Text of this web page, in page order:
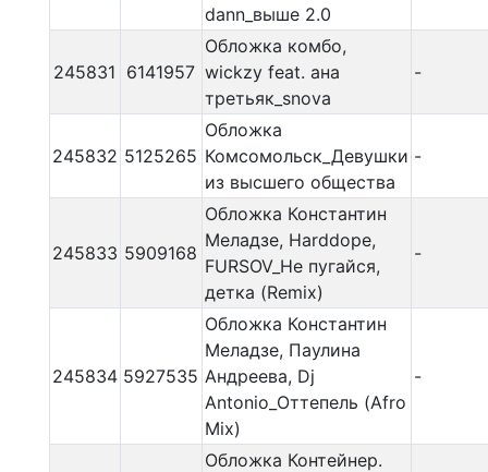
dann_выше 2.0
245831 6141957
Обложка комбо,
wickzy feat. ана
третьяк_snova
-
245832 5125265
Обложка
Комсомольск_Девушки
из высшего общества
-
245833 5909168
Обложка Константин
Меладзе, Harddope,
FURSOV_Не пугайся,
детка (Remix)
-
245834 5927535
Обложка Константин
Меладзе, Паулина
Андреева, Dj
Antonio_Оттепель (Afro
Mix)
-
Обложка Контейнер.